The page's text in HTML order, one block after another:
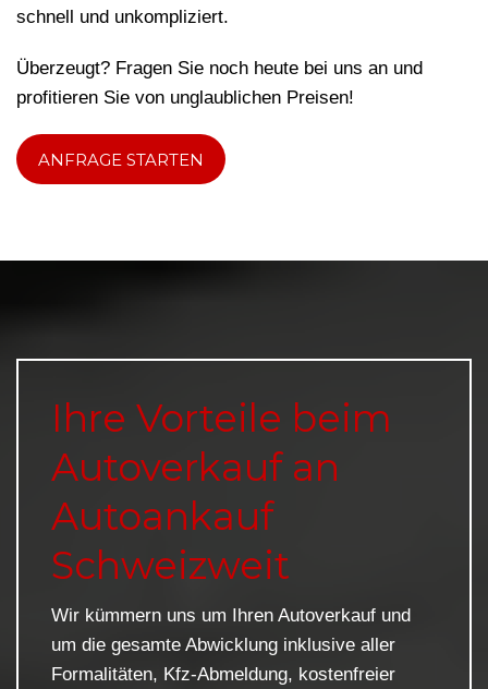
schnell und unkompliziert.
Überzeugt? Fragen Sie noch heute bei uns an und
profitieren Sie von unglaublichen Preisen!
ANFRAGE STARTEN
Ihre Vorteile beim
Autoverkauf an
Autoankauf
Schweizweit
Wir kümmern uns um Ihren Autoverkauf und
um die gesamte Abwicklung inklusive aller
Formalitäten, Kfz-Abmeldung, kostenfreier